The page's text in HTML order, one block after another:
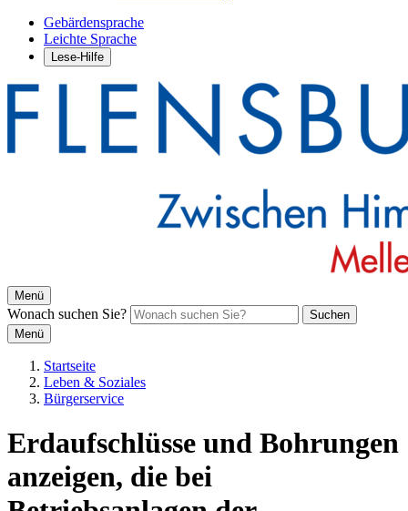
Gebärdensprache
Leichte Sprache
Lese-Hilfe
Menü
Wonach suchen Sie?
Suchen
Menü
Startseite
Leben & Soziales
Bürgerservice
Erdaufschlüsse und Bohrungen
anzeigen, die bei